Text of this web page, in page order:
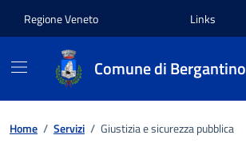
Regione Veneto Links
Comune di Bergantino
Home / Servizi / Giustizia e sicurezza pubblica